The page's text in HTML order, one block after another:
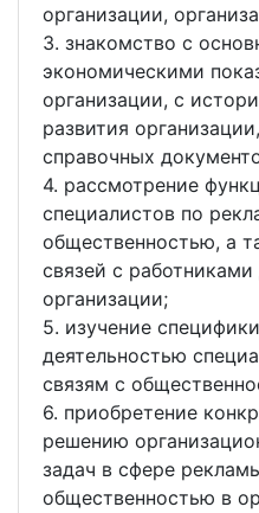
организации,
3. знакомство с
экономическими
организации, с
развития
справочных
4. рассмотрение
специалистов по
общественностью, а
связей с
организации;
5. изучение
деятельностью
связям с
6. приобретение
решению
задач в сфере
общественностью в